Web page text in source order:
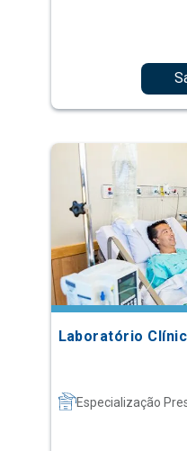
Laboratório
Especialização